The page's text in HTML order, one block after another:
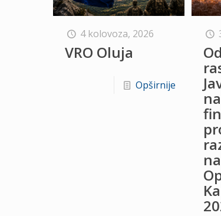
4 kolovoza, 2026
VRO Oluja
Opširnije